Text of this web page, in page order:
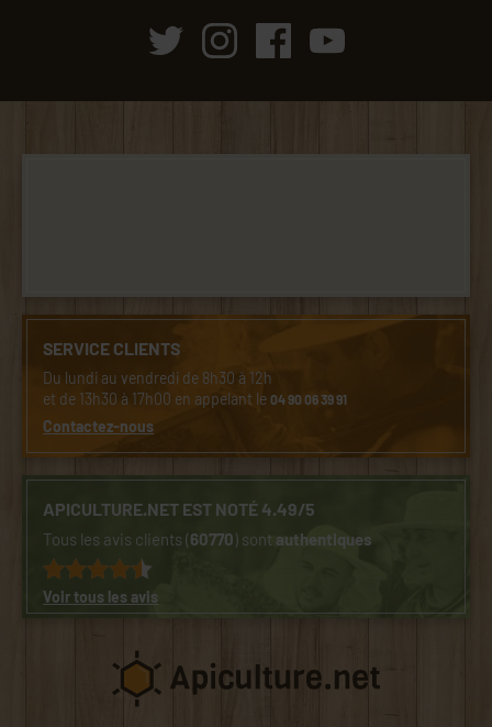
SERVICE CLIENTS
Du lundi au vendredi de 8h30 à 12h
et de 13h30 à 17h00 en appelant le04 90 06 39 91
Contactez-nous
APICULTURE.NET EST NOTÉ 4.49/5
Tous les avis clients (60770) sontauthentiques
Voir tous les avis